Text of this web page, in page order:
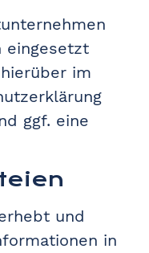
eingesetzt
im
ggf. eine
und
in